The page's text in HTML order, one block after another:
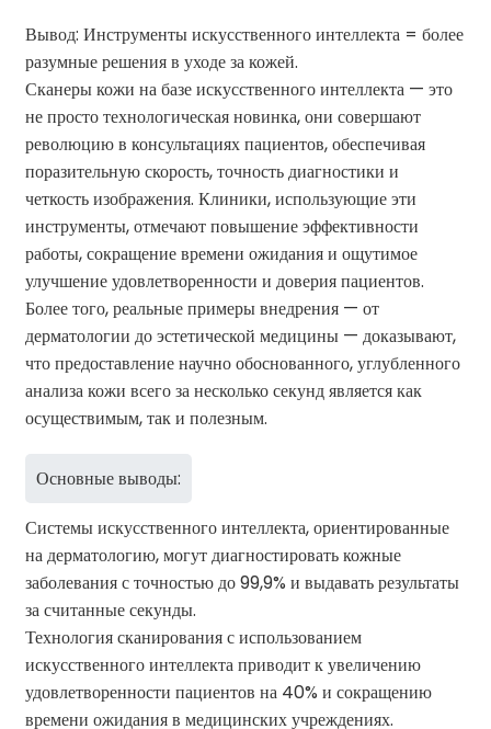
Вывод: Инструменты искусственного интеллекта = более
разумные решения в уходе за кожей.
Сканеры кожи на базе искусственного интеллекта — это
не просто технологическая новинка, они совершают
революцию в консультациях пациентов, обеспечивая
поразительную скорость, точность диагностики и
четкость изображения. Клиники, использующие эти
инструменты, отмечают повышение эффективности
работы, сокращение времени ожидания и ощутимое
улучшение удовлетворенности и доверия пациентов.
Более того, реальные примеры внедрения — от
дерматологии до эстетической медицины — доказывают,
что предоставление научно обоснованного, углубленного
анализа кожи всего за несколько секунд является как
осуществимым, так и полезным.
Основные выводы:
Системы искусственного интеллекта, ориентированные
на дерматологию, могут диагностировать кожные
заболевания с точностью до 99,9% и выдавать результаты
за считанные секунды.
Технология сканирования с использованием
искусственного интеллекта приводит к увеличению
удовлетворенности пациентов на 40% и сокращению
времени ожидания в медицинских учреждениях.